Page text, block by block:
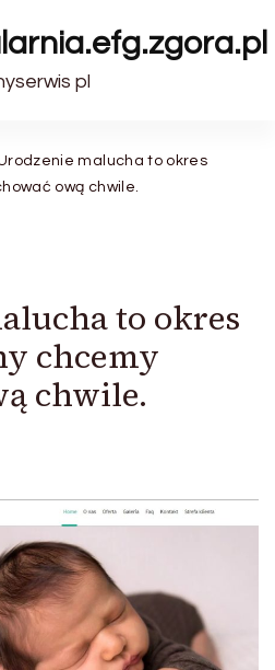
pl
malucha to okres
ową chwile.
to okres
chcemy
chwile.